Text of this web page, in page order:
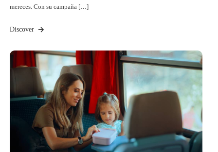
mereces. Con su campaña […]
Discover